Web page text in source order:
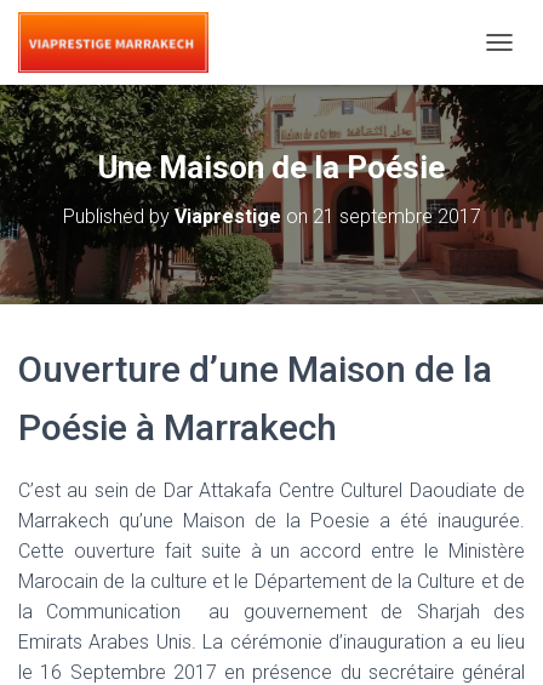
O
A
V
G
Une Maison de la Poésie
Published by Viaprestige on 21 septembre 2017
Ouverture d’une Maison de la
Poésie à Marrakech
C’est au sein de Dar Attakafa Centre Culturel Daoudiate de
Marrakech qu’une Maison de la Poesie a été inaugurée.
Cette ouverture fait suite à un accord entre le Ministère
Marocain de la culture et le Département de la Culture et de
la Communication au gouvernement de Sharjah des
Emirats Arabes Unis. La cérémonie d’inauguration a eu lieu
le 16 Septembre 2017 en présence du secrétaire général